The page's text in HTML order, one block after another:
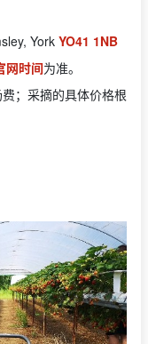
York YO41 1NB
网时间为准。
；采摘的具体价格根